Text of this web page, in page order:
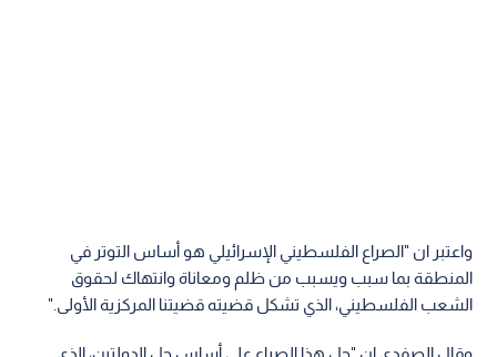
واعتبر ان "الصراع الفلسطيني الإسرائيلي هو أساس التوتر في
المنطقة بما سبب ويسبب من ظلم ومعاناة وانتهاك لحقوق
الشعب الفلسطيني، الذي تشكل قضيته قضيتنا المركزية الأولى."
وقال الصفدي إن "حل هذا الصراع على أساس حل الدولتين، الذي